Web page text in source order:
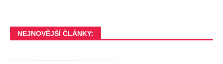
NEJNOVĚJŠÍ ČLÁNKY: